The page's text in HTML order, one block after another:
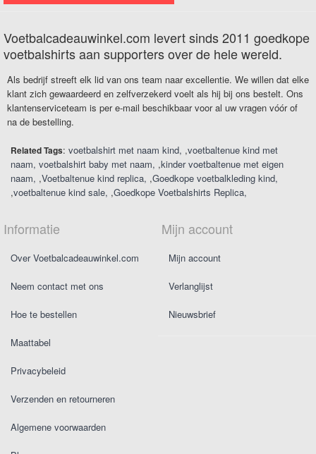
Voetbalcadeauwinkel.com levert sinds 2011 goedkope
voetbalshirts aan supporters over de hele wereld.
Als bedrijf streeft elk lid van ons team naar excellentie. We willen dat elke
klant zich gewaardeerd en zelfverzekerd voelt als hij bij ons bestelt. Ons
klantenserviceteam is per e-mail beschikbaar voor al uw vragen vóór of
na de bestelling.
Related Tags: voetbalshirt met naam kind ,voetbaltenue kind met
naam voetbalshirt baby met naam ,kinder voetbaltenue met eigen
naam ,Voetbaltenue kind replica ,Goedkope voetbalkleding kind
,voetbaltenue kind sale ,Goedkope Voetbalshirts Replica
Informatie
Over Voetbalcadeauwinkel.com
Neem contact met ons
Hoe te bestellen
Maattabel
Privacybeleid
Verzenden en retourneren
Algemene voorwaarden
Mijn account
Mijn account
Verlanglijst
Nieuwsbrief